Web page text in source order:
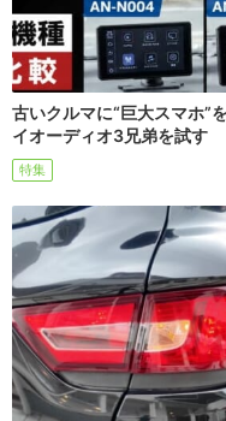
古いクルマに“巨大スマホ”
イオーディオ3兄弟を試す
特集